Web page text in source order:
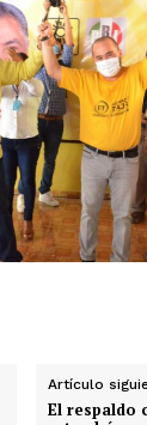
Artículo
El respaldo